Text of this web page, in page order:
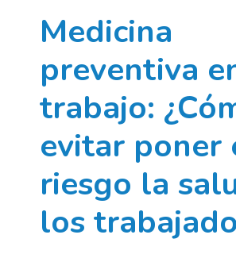
Medicina
preventiva
trabajo:
evitar poner
riesgo la
los